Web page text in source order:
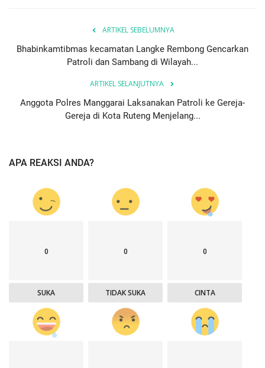
ARTIKEL SEBELUMNYA
Bhabinkamtibmas kecamatan Langke Rembong Gencarkan
Patroli dan Sambang di Wilayah...
ARTIKEL SELANJUTNYA
Anggota Polres Manggarai Laksanakan Patroli ke Gereja-
Gereja di Kota Ruteng Menjelang...
APA REAKSI ANDA?
0
SUKA
0
TIDAK SUKA
0
CINTA